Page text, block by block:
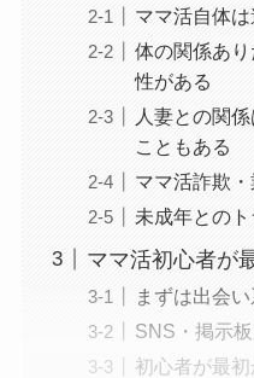
ママ活自体
体の関係あ
性がある
人妻との関
こともある
ママ活詐欺
未成年との
ママ活初心者が
まずは出会
SNS・掲示
初心者が最